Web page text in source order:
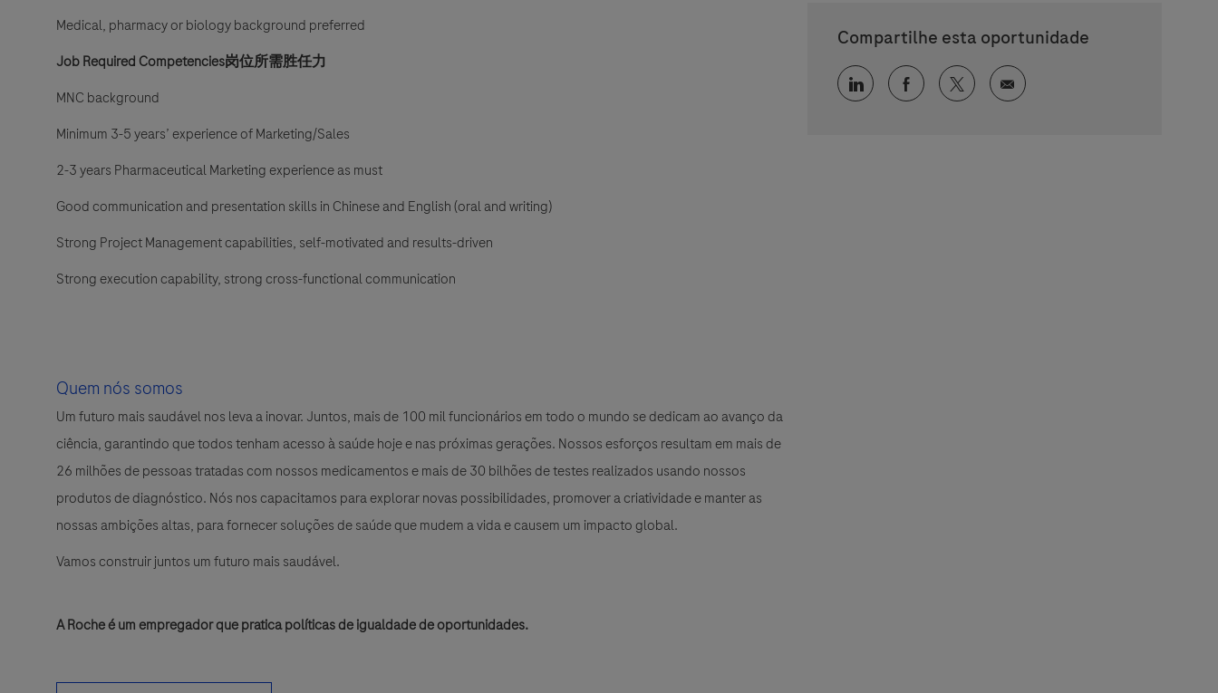
Medical, pharmacy or biology background preferred
Job Required Competencies岗位所需胜任力
MNC background
Minimum 3-5 years’ experience of Marketing/Sales
2-3 years Pharmaceutical Marketing experience as must
Good communication and presentation skills in Chinese and English (oral and writing)
Strong Project Management capabilities, self-motivated and results-driven
Strong execution capability, strong cross-functional communication
Quem nós somos
Um futuro mais saudável nos leva a inovar. Juntos, mais de 100 mil funcionários em todo o mundo se dedicam ao avanço da
ciência, garantindo que todos tenham acesso à saúde hoje e nas próximas gerações. Nossos esforços resultam em mais de
26 milhões de pessoas tratadas com nossos medicamentos e mais de 30 bilhões de testes realizados usando nossos
produtos de diagnóstico. Nós nos capacitamos para explorar novas possibilidades, promover a criatividade e manter as
nossas ambições altas, para fornecer soluções de saúde que mudem a vida e causem um impacto global.
Vamos construir juntos um futuro mais saudável.
A Roche é um empregador que pratica políticas de igualdade de oportunidades.
Compartilhe esta oportunidade
Compartilhar via LinkedIn
Compartilhar via Facebook
Compartilhar via twitter
Compartilhar via e-mail